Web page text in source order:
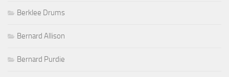
Berklee Drums
Bernard Allison
Bernard Purdie